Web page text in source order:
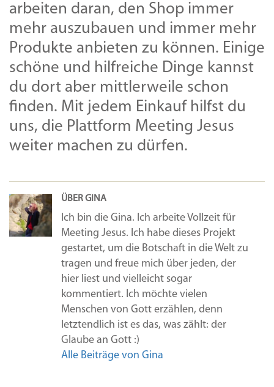
arbeiten daran, den Shop immer
mehr auszubauen und immer mehr
Produkte anbieten zu können. Einige
schöne und hilfreiche Dinge kannst
du dort aber mittlerweile schon
finden. Mit jedem Einkauf hilfst du
uns, die Plattform Meeting Jesus
weiter machen zu dürfen.
ÜBER GINA
Ich bin die Gina. Ich arbeite Vollzeit für
Meeting Jesus. Ich habe dieses Projekt
gestartet, um die Botschaft in die Welt zu
tragen und freue mich über jeden, der
hier liest und vielleicht sogar
kommentiert. Ich möchte vielen
Menschen von Gott erzählen, denn
letztendlich ist es das, was zählt: der
Glaube an Gott :)
Alle Beiträge von Gina